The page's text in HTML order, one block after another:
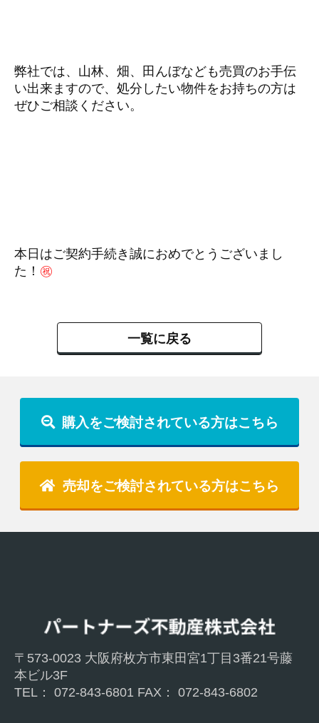
弊社では、山林、畑、田んぼなども売買のお手伝
い出来ますので、処分したい物件をお持ちの方は
ぜひご相談ください。
本日はご契約手続き誠におめでとうございまし
た！ ㊗
一覧に戻る
購入をご検討されている方はこちら
売却をご検討されている方はこちら
〒573-0023 大阪府枚方市東⽥宮1丁目3番21号藤
本ビル3F
TEL： 072-843-6801 FAX： 072-843-6802